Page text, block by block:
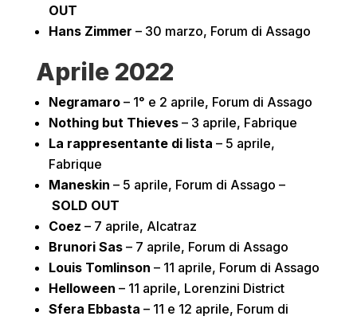
OUT
Hans Zimmer – 30 marzo, Forum di Assago
Aprile 2022
Negramaro– 1° e 2 aprile, Forum di Assago
Nothing but Thieves– 3 aprile, Fabrique
La rappresentante di lista – 5 aprile,
Fabrique
Maneskin – 5 aprile, Forum di Assago –
SOLD OUT
Coez – 7 aprile, Alcatraz
Brunori Sas– 7 aprile, Forum di Assago
Louis Tomlinson – 11 aprile, Forum di Assago
Helloween – 11 aprile, Lorenzini District
Sfera Ebbasta – 11 e 12 aprile, Forum di